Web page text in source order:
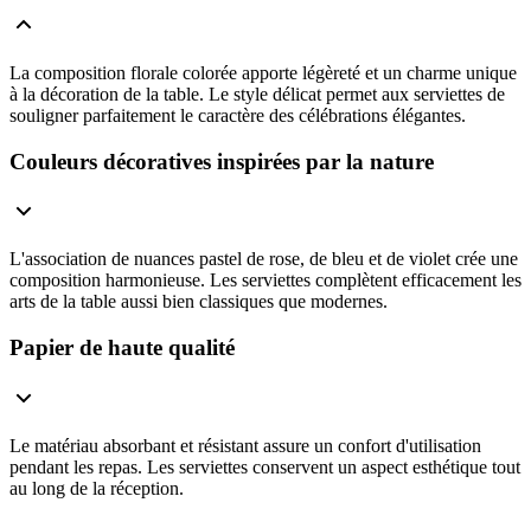
La composition florale colorée apporte légèreté et un charme unique
à la décoration de la table. Le style délicat permet aux serviettes de
souligner parfaitement le caractère des célébrations élégantes.
Couleurs décoratives inspirées par la nature
L'association de nuances pastel de rose, de bleu et de violet crée une
composition harmonieuse. Les serviettes complètent efficacement les
arts de la table aussi bien classiques que modernes.
Papier de haute qualité
Le matériau absorbant et résistant assure un confort d'utilisation
pendant les repas. Les serviettes conservent un aspect esthétique tout
au long de la réception.